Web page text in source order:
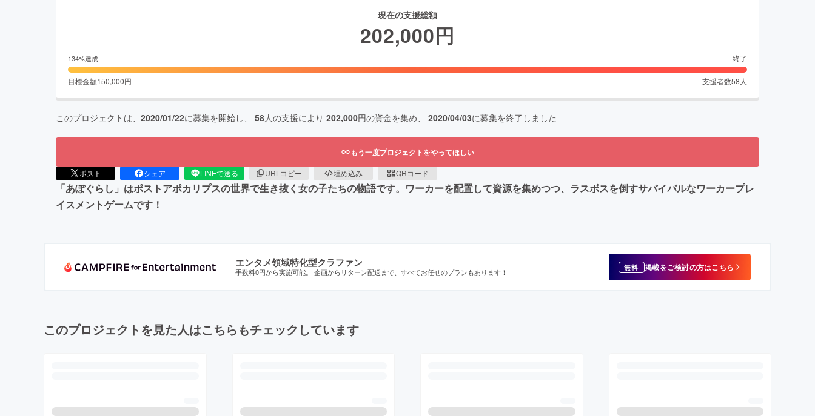
現在の支援総額
202,000円
134%達成 終了
目標金額150,000円 支援者数58 人
このプロジェクトは、 2020/01/22に募集を開始し、 58人の支援により 202,000円の資金を集め、 2020/04/03に募集を終了しました
もう一度プロジェクトをやってほしい
ポスト シェア LINEで送る URLコピー 埋め込み QRコード
「あぽぐらし」はポストアポカリプスの世界で生き抜く女の子たちの物語です。ワーカーを配置して資源を集めつつ、ラスボスを倒すサバイバルなワーカープレ
イスメントゲームです！
エンタメ領域特化型クラファン
手数料0円から実施可能。 企画からリターン配送まで、すべてお任せのプランもあります！ 無料 掲載をご検討の方はこちら
このプロジェクトを見た人はこちらもチェックしています